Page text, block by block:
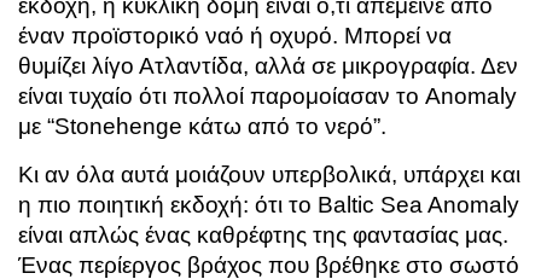
εκδοχή, η κυκλική δομή είναι ό,τι απέμεινε από
έναν προϊστορικό ναό ή οχυρό. Μπορεί να
θυμίζει λίγο Ατλαντίδα, αλλά σε μικρογραφία. Δεν
είναι τυχαίο ότι πολλοί παρομοίασαν το Anomaly
με “Stonehenge κάτω από το νερό”.
Κι αν όλα αυτά μοιάζουν υπερβολικά, υπάρχει και
η πιο ποιητική εκδοχή: ότι το Baltic Sea Anomaly
είναι απλώς ένας καθρέφτης της φαντασίας μας.
Ένας περίεργος βράχος που βρέθηκε στο σωστό